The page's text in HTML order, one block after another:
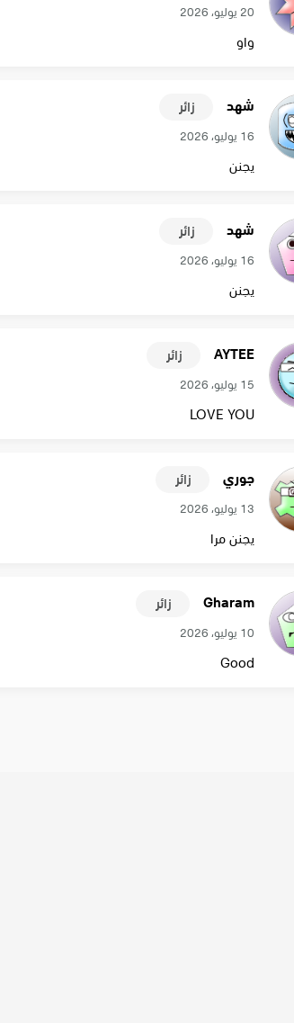
20 يوليو، 2026
واو
شهد زائر
16 يوليو، 2026
يجنن
شهد زائر
16 يوليو، 2026
يجنن
AYTEE زائر
15 يوليو، 2026
LOVE YOU
جوري زائر
13 يوليو، 2026
يجنن مرا
Gharam زائر
10 يوليو، 2026
Good